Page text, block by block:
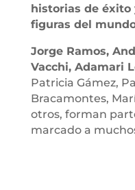
historias de éxito
figuras del
Jorge Ramos,
Vacchi, Adamari
Patricia Gámez,
Bracamontes,
otros, forman
marcado a